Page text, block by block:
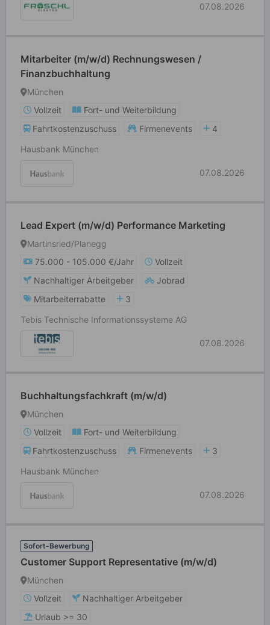
07.08.2026
Mitarbeiter (m/w/d) Rechnungswesen /
Finanzbuchhaltung
München
Vollzeit
Fort- und Weiterbildung
Fahrtkostenzuschuss
Firmenevents
4
Hausbank München
07.08.2026
Lead Expert (m/w/d) Performance Marketing
Martinsried/Planegg
75.000 - 105.000 €/Jahr
Vollzeit
Nachhaltiger Arbeitgeber
Jobrad
Mitarbeiterrabatte
3
Tebis Technische Informationssysteme AG
07.08.2026
Buchhaltungsfachkraft (m/w/d)
München
Vollzeit
Fort- und Weiterbildung
Fahrtkostenzuschuss
Firmenevents
3
Hausbank München
07.08.2026
Sofort-Bewerbung
Customer Support Representative (m/w/d)
München
Vollzeit
Nachhaltiger Arbeitgeber
Urlaub >= 30